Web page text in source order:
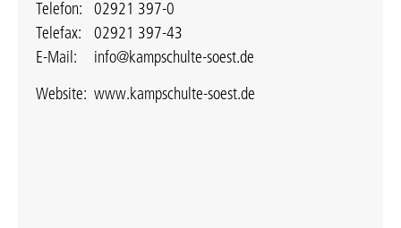
Telefon:
02921 397-0
Telefax:
02921 397-43
E-Mail:
info@kampschulte-soest.de
Website: www.kampschulte-soest.de